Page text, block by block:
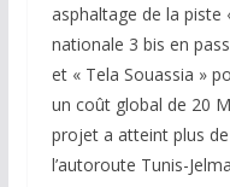
asphaltage de la piste
nationale 3 bis en
et « Tela Souassia »
un coût global de 20
projet a atteint plus
l’autoroute Tunis-